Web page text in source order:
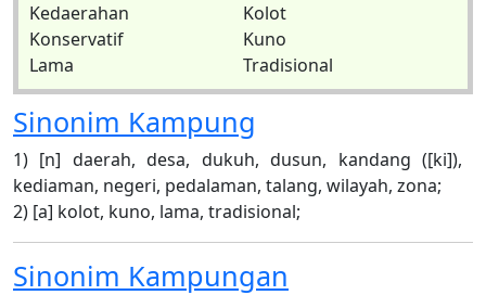
Kedaerahan
Kolot
Konservatif
Kuno
Lama
Tradisional
Sinonim Kampung
1) [n] daerah, desa, dukuh, dusun, kandang ([ki]),
kediaman, negeri, pedalaman, talang, wilayah, zona;
2) [a] kolot, kuno, lama, tradisional;
Sinonim Kampungan